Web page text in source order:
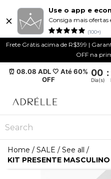
Use o app e
Consiga mais ofertas
(100+)
Frete Grátis acima de R$399 |
OFF na
⏰ 08.08 ADL 🤍 Até 60%
OFF
00 :
Dia(s)
Home / SALE / See all /
KIT PRESENTE